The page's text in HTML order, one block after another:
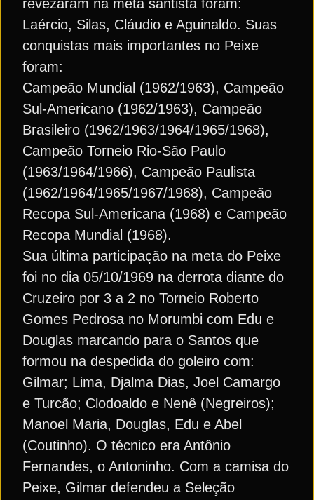
revezaram na meta santista foram:
Laércio, Silas, Cláudio e Aguinaldo. Suas
conquistas mais importantes no Peixe
foram:
Campeão Mundial (1962/1963), Campeão
Sul-Americano (1962/1963), Campeão
Brasileiro (1962/1963/1964/1965/1968),
Campeão Torneio Rio-São Paulo
(1963/1964/1966), Campeão Paulista
(1962/1964/1965/1967/1968), Campeão
Recopa Sul-Americana (1968) e Campeão
Recopa Mundial (1968).
Sua última participação na meta do Peixe
foi no dia 05/10/1969 na derrota diante do
Cruzeiro por 3 a 2 no Torneio Roberto
Gomes Pedrosa no Morumbi com Edu e
Douglas marcando para o Santos que
formou na despedida do goleiro com:
Gilmar; Lima, Djalma Dias, Joel Camargo
e Turcão; Clodoaldo e Nenê (Negreiros);
Manoel Maria, Douglas, Edu e Abel
(Coutinho). O técnico era Antônio
Fernandes, o Antoninho. Com a camisa do
Peixe, Gilmar defendeu a Seleção